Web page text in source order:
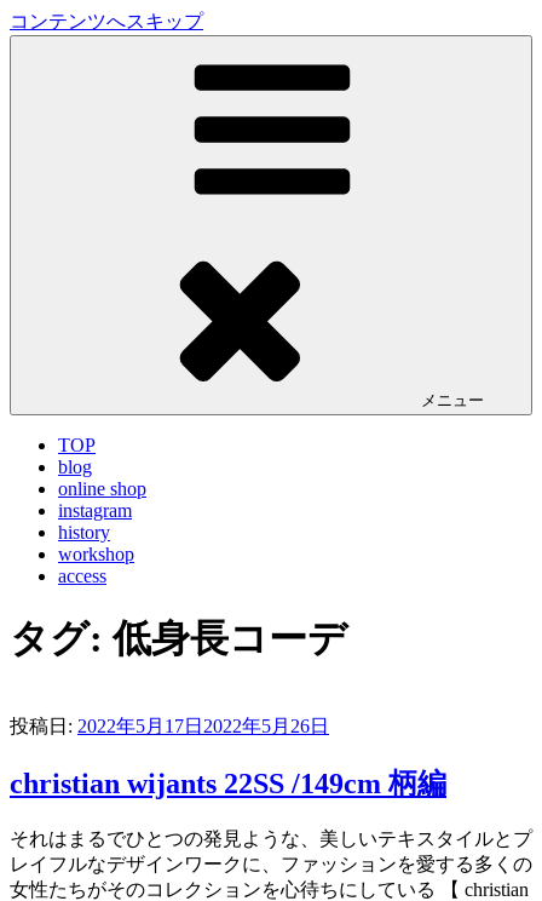
コンテンツへスキップ
LA VILLA ROUGE Blog
メニュー
TOP
blog
online shop
instagram
history
workshop
access
タグ:低身長コーデ
投稿日: 2022年5月17日 2022年5月26日
christian wijants 22SS /149cm 柄編
それはまるでひとつの発見ような、美しいテキスタイルとプ
レイフルなデザインワークに、ファッションを愛する多くの
女性たちがそのコレクションを心待ちにしている 【 christian